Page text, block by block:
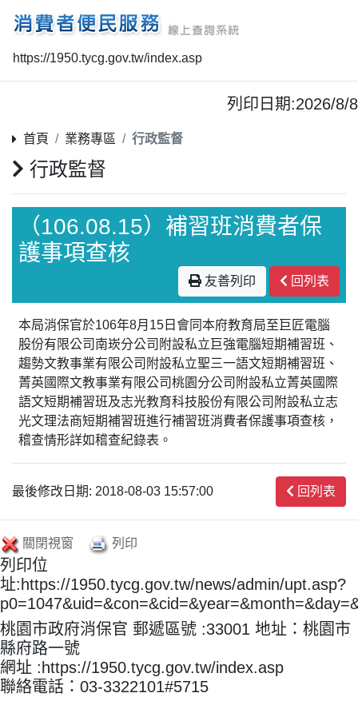
https://1950.tycg.gov.tw/index.asp
列印日期:2026/8/8
首頁 業務專區 行政監督
行政監督
（106.08.15）補習班消費者保
護事項查核
友善列印 回列表
本局消保官於106年8月15日會同本府教育局至巨匠電腦
股份有限公司南崁分公司附設私立巨強電腦短期補習班、
趨勢文教事業有限公司附設私立聖三一語文短期補習班、
菁英國際文教事業有限公司桃園分公司附設私立菁英國際
語文短期補習班及志光教育科技股份有限公司附設私立志
光文理法商短期補習班進行補習班消費者保護事項查核，
稽查情形詳如稽查紀錄表。
最後修改日期: 2018-08-03 15:57:00 回列表
關閉視窗 列印
列印位
址:https://1950.tycg.gov.tw/news/admin/upt.asp?
桃園市政府消保官 郵遞區號 :33001 地址：桃園市
縣府路一號
網址 :https://1950.tycg.gov.tw/index.asp
聯絡電話：03-3322101#5715